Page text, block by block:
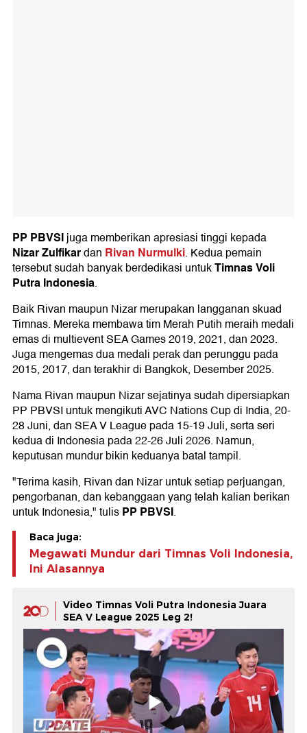
PP PBVSIjuga memberikan apresiasi tinggi kepada
Nizar Zulfikardan Rivan Nurmulki. Kedua pemain
tersebut sudah banyak berdedikasi untukTimnas Voli
Putra Indonesia.
Baik Rivan maupun Nizar merupakan langganan skuad
Timnas. Mereka membawa tim Merah Putih meraih medali
emas di multievent SEA Games 2019, 2021, dan 2023.
Juga mengemas dua medali perak dan perunggu pada
2015, 2017, dan terakhir di Bangkok, Desember 2025.
Nama Rivan maupun Nizar sejatinya sudah dipersiapkan
PP PBVSI untuk mengikuti AVC Nations Cup di India, 20-
28 Juni, dan SEA V League pada 15-19 Juli, serta seri
kedua di Indonesia pada 22-26 Juli 2026. Namun,
keputusan mundur bikin keduanya batal tampil.
"Terima kasih, Rivan dan Nizar untuk setiap perjuangan,
pengorbanan, dan kebanggaan yang telah kalian berikan
untuk Indonesia," tulisPP PBVSI.
Baca juga:
Megawati Mundur dari Timnas Voli Indonesia,
Ini Alasannya
Video Timnas Voli Putra Indonesia Juara
SEA V League 2025 Leg 2!